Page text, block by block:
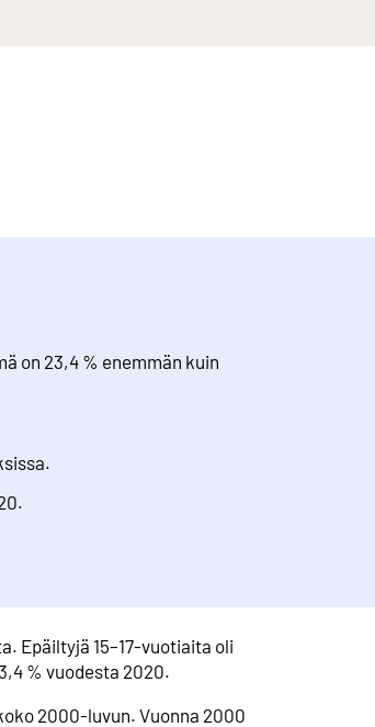
on 23,4 % enemmän kuin
Epäiltyjä 15–17-vuotiaita oli
% vuodesta 2020.
2000-luvun. Vuonna 2000